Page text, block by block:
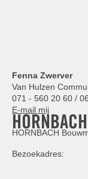
Fenna Zwerver
Van Hulzen
071 - 560 20 60 /
E-mail mij
HORNBACH
Bezoekadres: